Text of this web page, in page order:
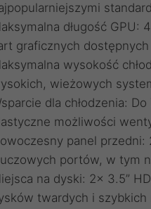
długość
graficznych dostępnych
wysokość
wieżowych
dla chłodzenia:
możliwości
panel
portów, w tym
na dyski: 2x 3.5”
twardych i szybkich